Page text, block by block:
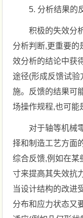
5. 分析结果的
积极的失效分
分析判断,更重要的
效分析的结论中获
途径(形成反馈试验
施。反馈的结果可
场操作规程,也可能
对于轴等机械
择和制造工艺方面
综合反馈,例如在某
寸来提高其失效抗
当设计结构的改进
分布和应力状态又